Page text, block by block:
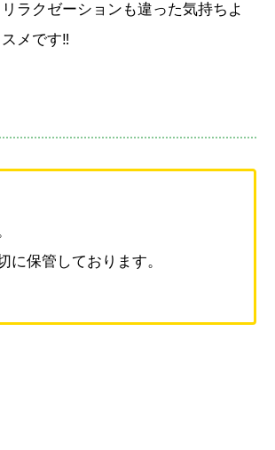
ラクゼーションも違った気持ちよ
メです‼︎
保管しております。